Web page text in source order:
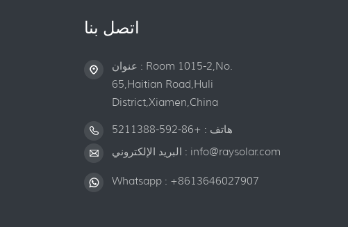
اتصل بنا
عنوان : Room 1015-2,No.
65,Haitian Road,Huli
District,Xiamen,China
هاتف : +86-592-5211388
البريد الإلكتروني : info@raysolar.com
Whatsapp : +8613646027907